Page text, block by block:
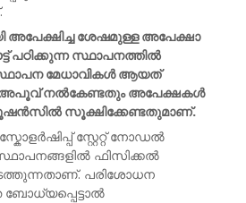
ശേഷമുള്ള അപേക്ഷാ
പഠിക്കുന്ന സ്ഥാപനത്തിൽ
മേധാവികൾ ആയത്
നൽകേണ്ടതും അപേക്ഷകൾ
സൂക്ഷിക്കേണ്ടതുമാണ്.
സ്റ്റേറ്റ് നോഡൽ
ഫിസിക്കൽ
പരിശോധന